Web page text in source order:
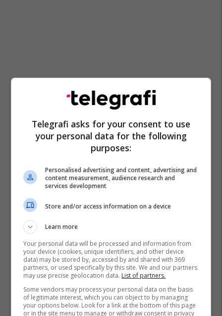
Telegrafi asks for your consent to use
your personal data for the following
purposes:
Personalised advertising and content, advertising and
content measurement, audience research and
services development
Store and/or access information on a device
Learn more
Your personal data will be processed and information from
your device (cookies, unique identifiers, and other device
data) may be stored by, accessed by and shared with 369
partners, or used specifically by this site. We and our partners
may use precise geolocation data. List of partners.
Some vendors may process your personal data on the basis
of legitimate interest, which you can object to by managing
your options below. Look for a link at the bottom of this page
or in the site menu to manage or withdraw consent in privacy